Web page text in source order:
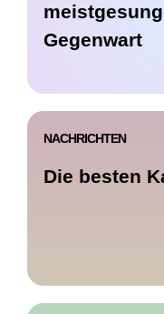
Gegenwart
NACHRICHTEN
Die besten